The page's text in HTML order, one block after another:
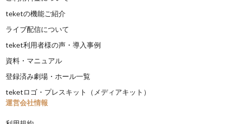
teketの機能ご紹介
ライブ配信について
teket利用者様の声・導入事例
資料・マニュアル
登録済み劇場・ホール一覧
teketロゴ・プレスキット（メディアキット）
運営会社情報